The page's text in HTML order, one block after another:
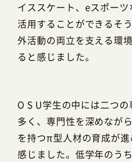
イススケート、eスポーツ
活用することができるそ
外活動の両立を支える環
ると感じました。
O S U学生の中には二つ
多く、専門性を深めなが
を持つπ型人材の育成が
感じました。低学年のう